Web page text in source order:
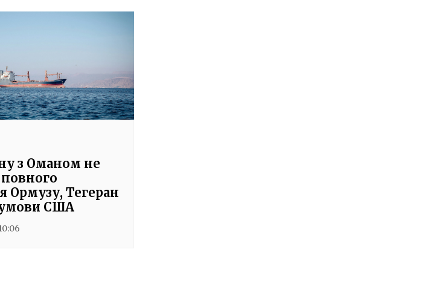
з Оманом не
повного
Ормузу, Тегеран
США